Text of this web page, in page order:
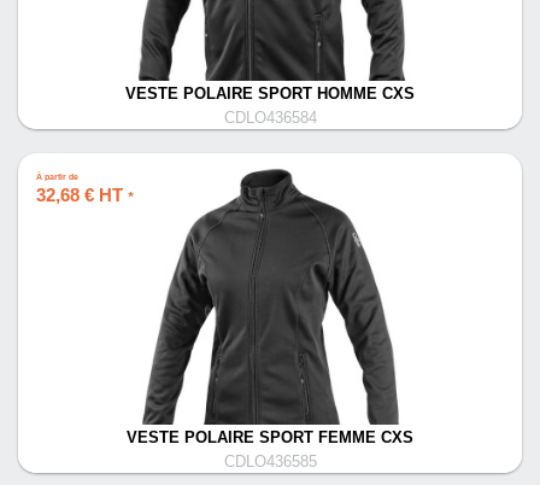
VESTE POLAIRE SPORT HOMME CXS
CDLO436584
À partir de
32,68 € HT *
VESTE POLAIRE SPORT FEMME CXS
CDLO436585